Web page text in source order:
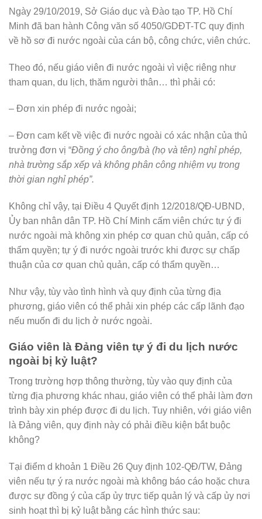
Ngày 29/10/2019, Sở Giáo dục và Đào tạo TP. Hồ Chí
Minh đã ban hành Công văn số 4050/GDĐT-TC quy định
về hồ sơ đi nước ngoài của cán bộ, công chức, viên chức.
Theo đó, nếu giáo viên đi nước ngoài vì việc riêng như
tham quan, du lịch, thăm người thân… thì phải có:
– Đơn xin phép đi nước ngoài;
– Đơn cam kết về việc đi nước ngoài có xác nhận của thủ
trưởng đơn vị “Đồng ý cho ông/bà (họ và tên) nghỉ phép,
nhà trường sắp xếp và không phân công nhiệm vụ trong
thời gian nghỉ phép”.
Không chỉ vậy, tại Điều 4 Quyết định 12/2018/QĐ-UBND,
Ủy ban nhân dân TP. Hồ Chí Minh cấm viên chức tự ý đi
nước ngoài mà không xin phép cơ quan chủ quản, cấp có
thẩm quyền; tự ý đi nước ngoài trước khi được sự chấp
thuận của cơ quan chủ quản, cấp có thẩm quyền…
Như vậy, tùy vào tình hình và quy định của từng địa
phương, giáo viên có thể phải xin phép các cấp lãnh đạo
nếu muốn đi du lịch ở nước ngoài.
Giáo viên là Đảng viên tự ý đi du lịch nước
ngoài bị kỷ luật?
Trong trường hợp thông thường, tùy vào quy định của
từng địa phương khác nhau, giáo viên có thể phải làm đơn
trình bày xin phép được đi du lịch. Tuy nhiên, với giáo viên
là Đảng viên, quy định này có phải điều kiện bắt buộc
không?
Tại điểm d khoản 1 Điều 26 Quy định 102-QĐ/TW, Đảng
viên nếu tự ý ra nước ngoài mà không báo cáo hoặc chưa
được sự đồng ý của cấp ủy trực tiếp quản lý và cấp ủy nơi
sinh hoạt thì bị kỷ luật bằng các hình thức sau: